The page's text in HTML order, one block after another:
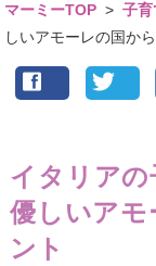
マーミーTOP >子育
しいアモーレの国か
イタリアの
優しいアモ
ント